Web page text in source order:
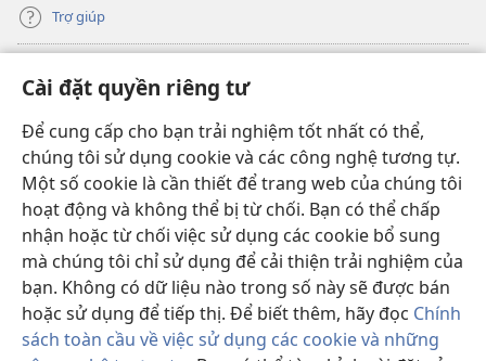
Cài đặt quyền riêng tư
Để cung cấp cho bạn trải nghiệm tốt nhất có thể,
chúng tôi sử dụng cookie và các công nghệ tương tự.
Một số cookie là cần thiết để trang web của chúng tôi
hoạt động và không thể bị từ chối. Bạn có thể chấp
nhận hoặc từ chối việc sử dụng các cookie bổ sung
mà chúng tôi chỉ sử dụng để cải thiện trải nghiệm của
bạn. Không có dữ liệu nào trong số này sẽ được bán
hoặc sử dụng để tiếp thị. Để biết thêm, hãy đọc Chính
sách toàn cầu về việc sử dụng các cookie và những
Trợ giúp
(mở
cửa
sổ
mới)
THƯ VIỆN TRỰC TUYẾN Tháp Canh
(mở
cửa
sổ
mới)
JW Hub ®
(mở
cửa
sổ
mới)
JW Library
Thư viện Tháp Canh